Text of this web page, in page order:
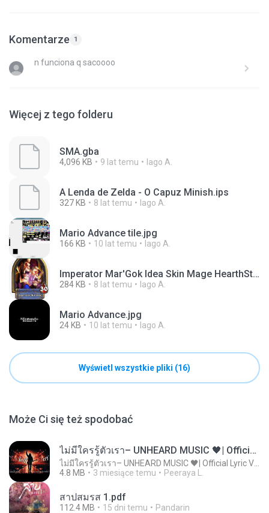
Komentarze 1
n funciona q sacoooo
Więcej z tego folderu
SMA.gba
4,096 KB 9 lat temu Iago A.
A Lenda de Zelda - O Capuz Minish.ips
327 KB 8 lat temu Iago A.
Mario Advance tile.jpg
166 KB 10 lat temu Iago A.
Imperator Mar'Gok Idea Skin Mage HearthStone.png
284 KB 8 lat temu Iago A.
Mario Advance.jpg
24 KB 10 lat temu Iago A.
Wyświetl wszystkie pliki (16)
Może Ci się też spodobać
ไม่มีใครรู้ตัวเรา– UNHEARD MUSIC 🖤| Official Lyric Video | เพลงสู้ชีวิต
4.8 MB
3 miesiące temu Peeraya L.
สาปสมรส 1.pdf
112.4 MB 15 dni temu Pandarin